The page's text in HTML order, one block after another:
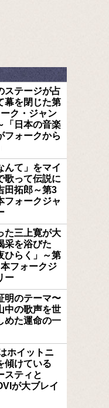
ステージが占
幕を閉じた第
ク・ジャン
「日本の音楽
フォークから
んて」をマイ
歌って伝説に
田拓郎～第3
フォークジャ
た三上寛が大
采を浴びた
ひらく」～第
フォークジ
ー
明のテーマ〜
中の歌声を世
めた運命の一
ホイットニ
傾けている
スティと
が大ブレイ